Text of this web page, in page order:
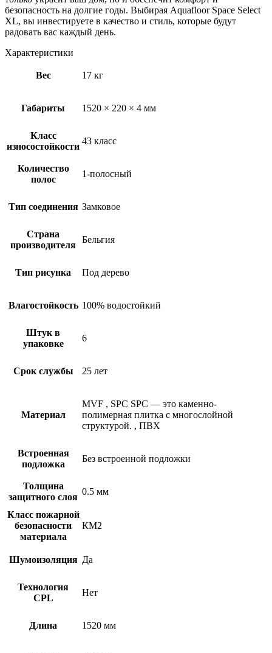
безопасность на долгие годы. Выбирая Aquafloor Space Select
XL, вы инвестируете в качество и стиль, которые будут
радовать вас каждый день.
Характеристики
Вес 17 кг
Габариты 1520 × 220 × 4 мм
Класс
износостойкости
43 класс
Количество
полос
1-полосный
Тип соединения Замковое
Страна
производителя
Бельгия
Тип рисунка Под дерево
Влагостойкость 100% водостойкий
Штук в
упаковке
6
Срок службы 25 лет
Материал
MVF , SPC SPC — это каменно-
полимерная плитка с многослойной
структурой. , ПВХ
Встроенная
подложка
Без встроенной подложки
Толщина
защитного слоя
0.5 мм
Класс пожарной
безопасности
материала
КМ2
Шумоизоляция Да
Технология
CPL
Нет
Длина 1520 мм